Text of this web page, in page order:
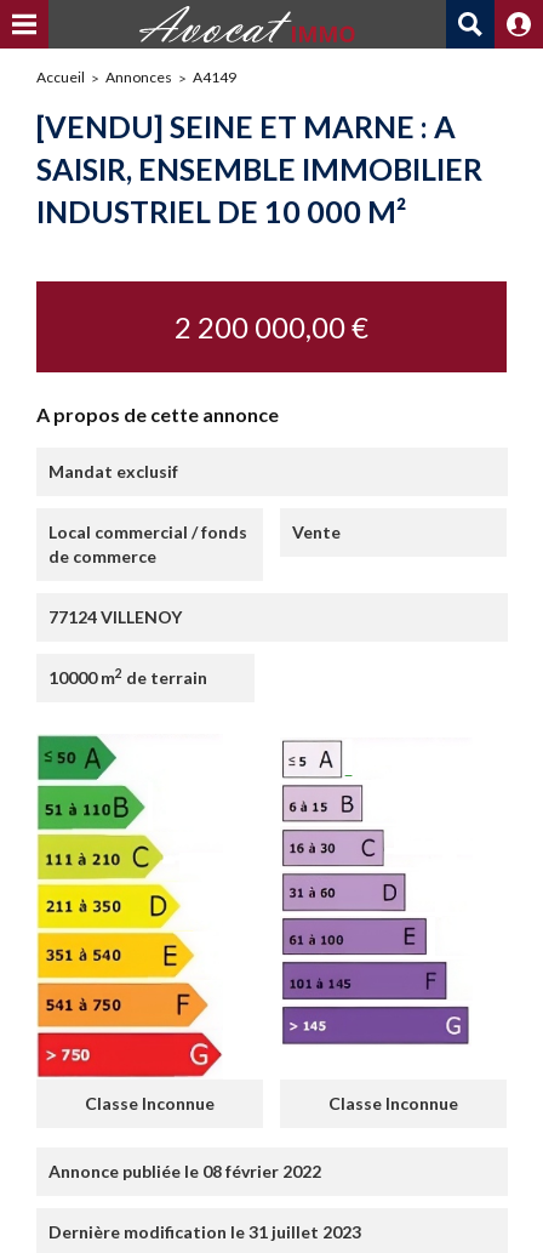
Accueil Annonces A4149
[VENDU] SEINE ET MARNE : A
SAISIR, ENSEMBLE IMMOBILIER
INDUSTRIEL DE 10 000 M²
2 200 000,00 €
A propos de cette annonce
Mandat exclusif
Local commercial / fonds
de commerce
Vente
77124 VILLENOY
10000 m2 de terrain
Classe Inconnue Classe Inconnue
Annonce publiée le 08 février 2022
Dernière modification le 31 juillet 2023